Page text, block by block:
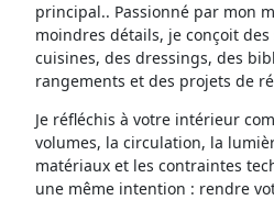
principal.. Passionné par mon
moindres détails, je conçoit
cuisines, des dressings, des
rangements et des projets de
Je réfléchis à votre intérieur
volumes, la circulation, la
matériaux et les contraintes
une même intention : rendre